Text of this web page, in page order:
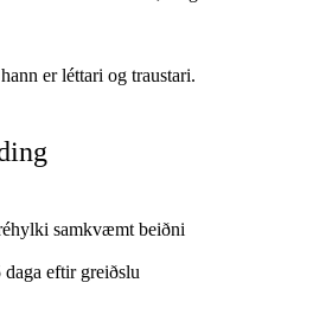
er léttari og traustari.
samkvæmt beiðni
eftir greiðslu